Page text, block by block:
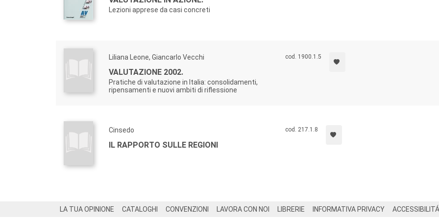
Lezioni apprese da casi concreti
Liliana Leone, Giancarlo Vecchi
VALUTAZIONE 2002.
Pratiche di valutazione in Italia: consolidamenti,
ripensamenti e nuovi ambiti di riflessione
cod. 1900.1.5
Cinsedo
IL RAPPORTO SULLE REGIONI
cod. 217.1.8
LA TUA OPINIONE CATALOGHI CONVENZIONI LAVORA CON NOI LIBRERIE INFORMATIVA PRIVACY ACCESSIBILITÁ